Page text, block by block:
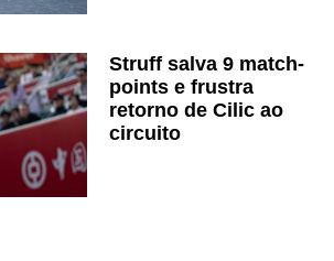
Struff salva 9 match-
points e frustra
retorno de Cilic ao
circuito